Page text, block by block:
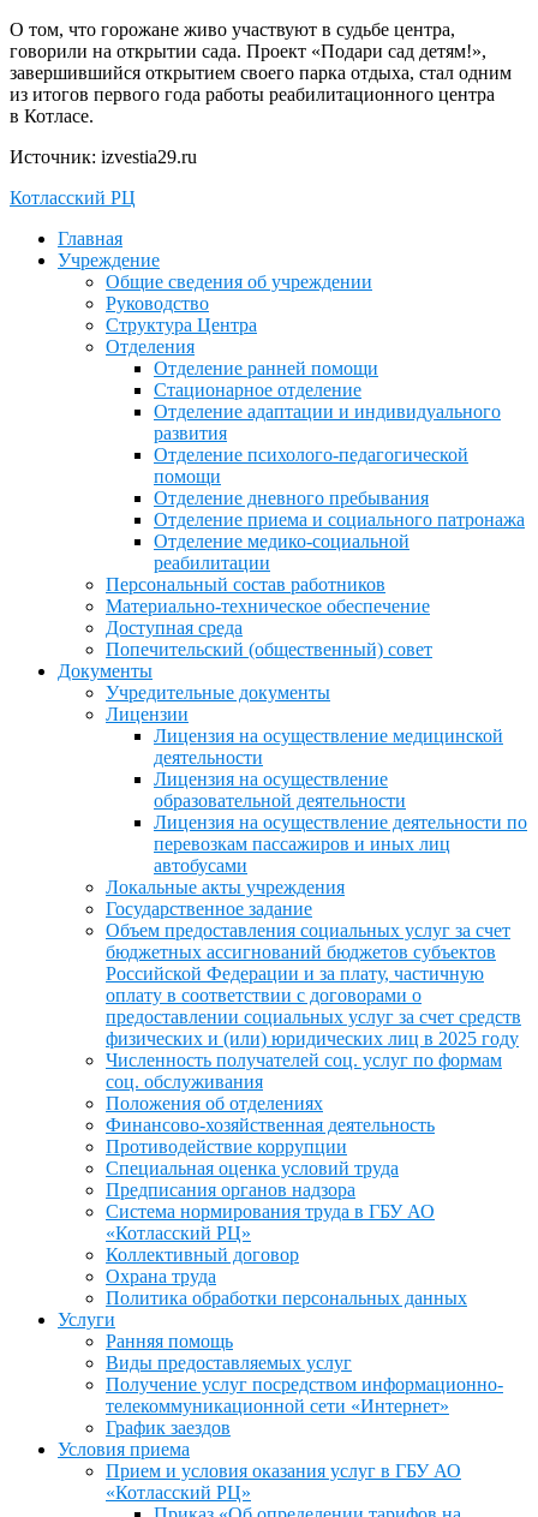
О том, что горожане живо участвуют в судьбе центра,
говорили на открытии сада. Проект «Подари сад детям!»,
завершившийся открытием своего парка отдыха, стал одним
из итогов первого года работы реабилитационного центра
в Котласе.
Источник: izvestia29.ru
Котласский РЦ
Главная
Учреждение
Общие сведения об учреждении
Руководство
Структура Центра
Отделения
Отделение ранней помощи
Стационарное отделение
Отделение адаптации и индивидуального
развития
Отделение психолого-педагогической
помощи
Отделение дневного пребывания
Отделение приема и социального патронажа
Отделение медико-социальной
реабилитации
Персональный состав работников
Материально-техническое обеспечение
Доступная среда
Попечительский (общественный) совет
Документы
Учредительные документы
Лицензии
Лицензия на осуществление медицинской
деятельности
Лицензия на осуществление
образовательной деятельности
Лицензия на осуществление деятельности по
перевозкам пассажиров и иных лиц
автобусами
Локальные акты учреждения
Государственное задание
Объем предоставления социальных услуг за счет
бюджетных ассигнований бюджетов субъектов
Российской Федерации и за плату, частичную
оплату в соответствии с договорами о
предоставлении социальных услуг за счет средств
физических и (или) юридических лиц в 2025 году
Численность получателей соц. услуг по формам
соц. обслуживания
Положения об отделениях
Финансово-хозяйственная деятельность
Противодействие коррупции
Специальная оценка условий труда
Предписания органов надзора
Система нормирования труда в ГБУ АО
«Котласский РЦ»
Коллективный договор
Охрана труда
Политика обработки персональных данных
Услуги
Ранняя помощь
Виды предоставляемых услуг
Получение услуг посредством информационно-
телекоммуникационной сети «Интернет»
График заездов
Условия приема
Прием и условия оказания услуг в ГБУ АО
«Котласский РЦ»